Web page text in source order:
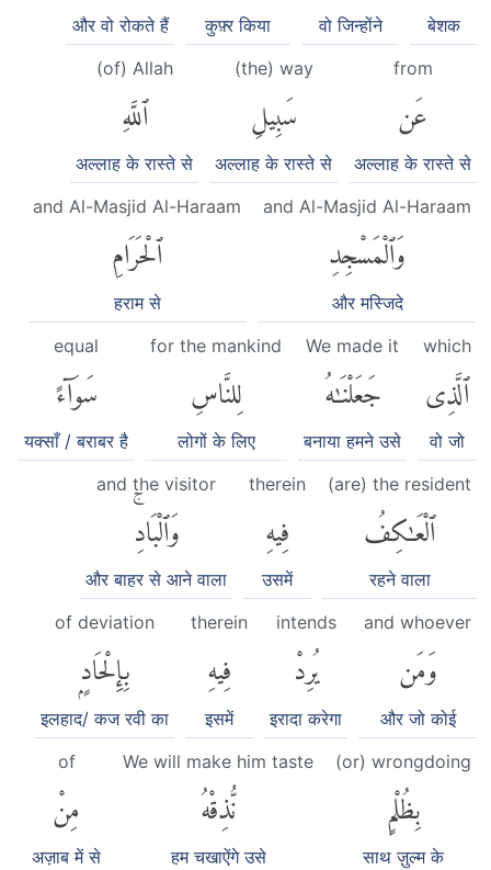
बेशक
वो जिन्होंने
कुफ़्र किया
और वो रोकते हैं
from
عَن
अल्लाह के रास्ते से
(the) way
سَبِيلِ
अल्लाह के रास्ते से
(of) Allah
ٱللَّهِ
अल्लाह के रास्ते से
and Al-Masjid Al-Haraam
وَٱلْمَسْجِدِ
और मस्जिदे
and Al-Masjid Al-Haraam
ٱلْحَرَامِ
हराम से
which
ٱلَّذِى
वो जो
We made it
جَعَلْنَٰهُ
बनाया हमने उसे
for the mankind
لِلنَّاسِ
लोगों के लिए
equal
سَوَآءً
यक्साँ / बराबर है
(are) the resident
ٱلْعَٰكِفُ
रहने वाला
therein
فِيهِ
उसमें
and the visitor
وَٱلْبَادِۚ
और बाहर से आने वाला
and whoever
وَمَن
और जो कोई
intends
يُرِدْ
इरादा करेगा
therein
فِيهِ
इसमें
of deviation
بِإِلْحَادٍۭ
इलहाद/ कज रवी का
(or) wrongdoing
بِظُلْمٍ
साथ ज़ुल्म के
We will make him taste
نُّذِقْهُ
हम चखाऐंगे उसे
of
مِنْ
अज़ाब में से